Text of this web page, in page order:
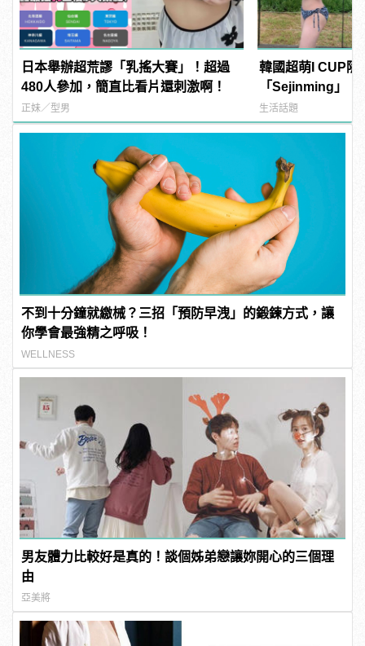
日本舉辦超荒謬「乳搖大賽」！超過
480人參加，簡直比看片還刺激啊！
正妹／型男
韓國超萌I CUP隱
「Sejinming」
了吧！ |
生活話題
不到十分鐘就繳械？三招「預防早洩」的鍛鍊方式，讓
你學會最強精之呼吸！
WELLNESS
男友體力比較好是真的！談個姊弟戀讓妳開心的三個理
由
亞美將